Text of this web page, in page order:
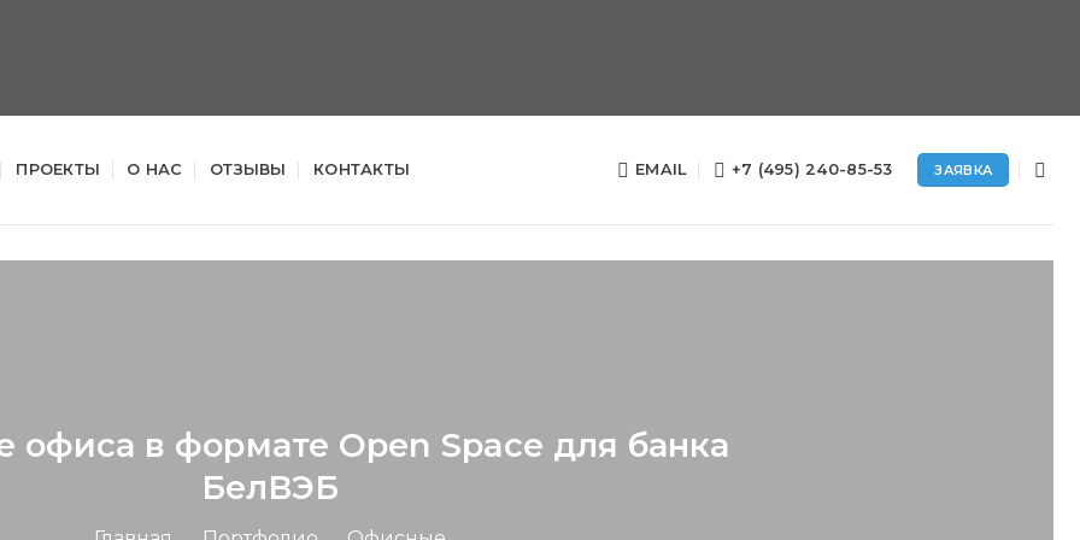
ПРОЕКТЫ О НАС ОТЗЫВЫ КОНТАКТЫ EMAIL +7 (495) 240-85-53 ЗАЯВКА
офиса в формате Open Space для банка
БелВЭБ